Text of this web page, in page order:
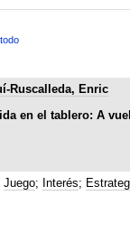
Ruscalleda, Enric
en el tablero: A
Juego; Interés;